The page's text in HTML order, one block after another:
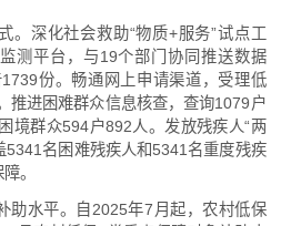
。深化社会救助“物质+服务”试点工
测平台，与19个部门协同推送数据
份。畅通网上申请渠道，受理低
推进困难群众信息核查，查询1079户
境群众594户892人。发放残疾人“两
5341名困难残疾人和5341名重度残疾
。
助水平。自2025年7月起，农村低保